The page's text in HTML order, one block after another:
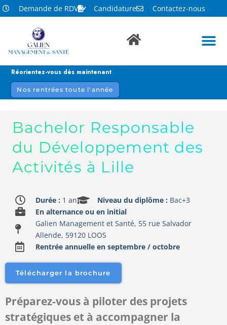
Demande de RDV Candidature Contactez-nous
Réorientez-vous dès maintenant
Nos rentrées toute l'année
Bachelor Responsable
du Développement des
Activités à Lille
Durée : 1 an Niveau du diplôme : Bac+3
En alternance ou en initial
Galien Management et Santé, 55 rue Salvador
Allende, 59120 LOOS
Rentrée annuelle en septembre / octobre
Télécharger la brochure
Préparez-vous à piloter des projets
stratégiques et à accompagner la